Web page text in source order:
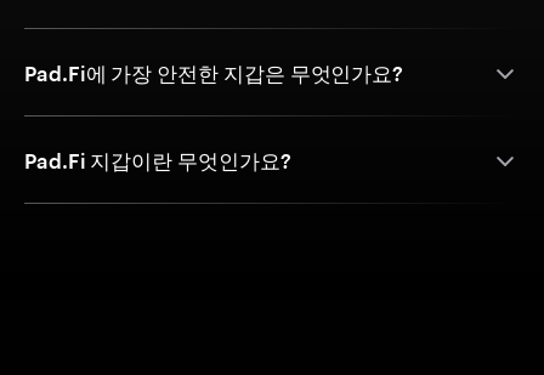
Pad.Fi에 가장 안전한 지갑은 무엇인가요?
Pad.Fi 지갑이란 무엇인가요?